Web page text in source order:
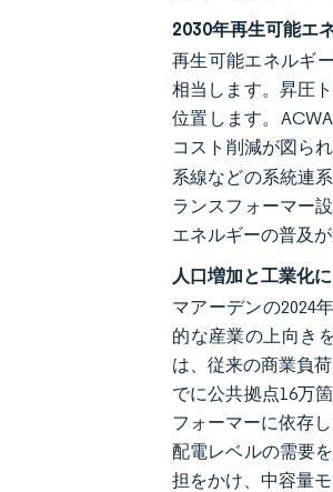
2030年再生可能エ
再生可能エネルギ
相当します。昇圧
位置します。
コスト削減が図られ
系線などの系統連
ランスフォーマー
エネルギーの普及
人口増加と工業化
マアーデンの2024
的な産業の上向き
は、従来の商業負
でに公共拠点16万
フォーマーに依存
配電レベルの需要
担をかけ、中容量